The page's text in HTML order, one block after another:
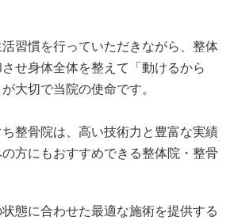
習慣を行っていただきながら、整体
せ身体全体を整えて「動けるから
大切で当院の使命です。
整骨院は、高い技術力と豊富な実績
方にもおすすめできる整体院・整骨
態に合わせた最適な施術を提供する